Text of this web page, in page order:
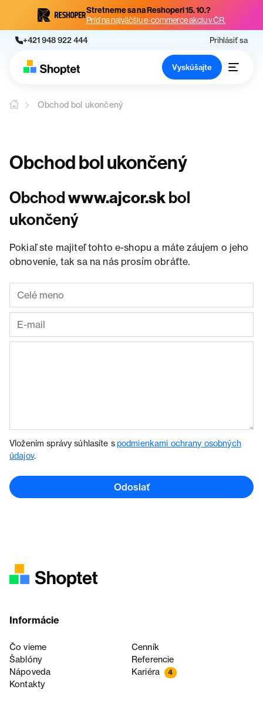
Stretneme sa na Reshoperi 15. 10.?
Príď na najväčšiu e-commerce akciu v ČR.
+421 948 922 444 Prihlásiť sa
Vyskúšajte
Obchod bol ukončený
Obchod bol ukončený
Obchodwww.ajcor.skbol
ukončený
Pokiaľ ste majiteľ tohto e-shopu a máte záujem o jeho
obnovenie, tak sa na nás prosím obráťte.
Vložením správy súhlasíte spodmienkami ochrany osobných
údajov.
Odoslať
Informácie
Čo vieme
Cenník
Šablóny
Referencie
Nápoveda
Kariéra 4
Kontakty